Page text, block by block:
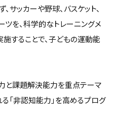
サッカーや野球、バスケット、
を、科学的なトレーニングメ
することで、子どもの運動能
と課題解決能力を重点テーマ
「非認知能力」を高めるプログ